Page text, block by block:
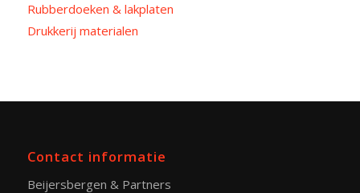
Rubberdoeken & lakplaten
Drukkerij materialen
Contact informatie
Beijersbergen & Partners